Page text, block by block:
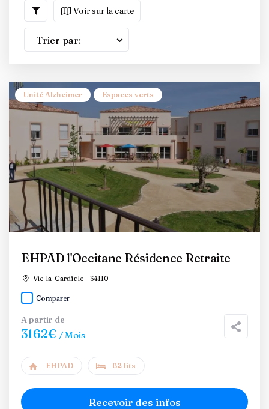
Voir sur la carte
Trier par:
Unité Alzheimer Espaces verts
EHPAD l'Occitane Résidence Retraite
Vic-la-Gardiole - 34110
Comparer
A partir de
3162€ / Mois
EHPAD 62 lits
Recevoir des infos